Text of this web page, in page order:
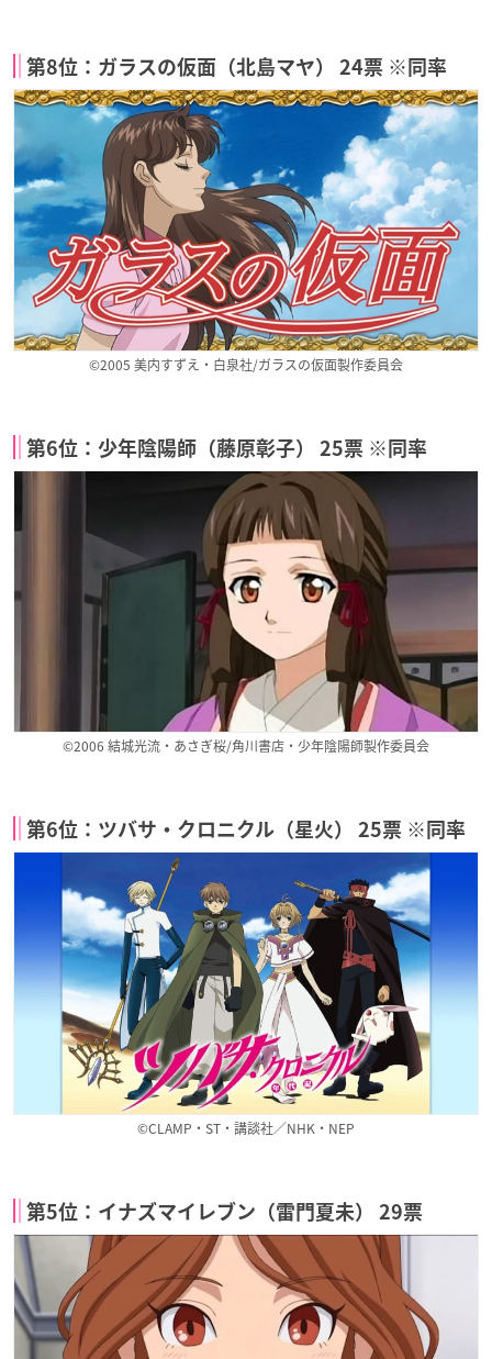
第8位：ガラスの仮面（北島マヤ） 24票 ※同率
©2005 美内すずえ・白泉社/ガラスの仮面製作委員会
第6位：少年陰陽師（藤原彰子） 25票 ※同率
©2006 結城光流・あさぎ桜/角川書店・少年陰陽師製作委員会
第6位：ツバサ・クロニクル（星火） 25票 ※同率
©CLAMP・ST・講談社／NHK・NEP
第5位：イナズマイレブン（雷門夏未） 29票